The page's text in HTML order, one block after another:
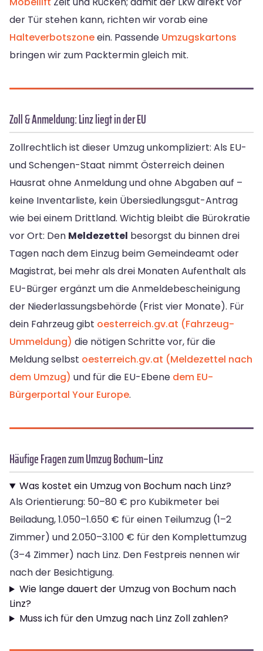
der Tür stehen kann, richten wir vorab eine
Halteverbotszoneein. Passende Umzugskartons
bringen wir zum Packtermin gleich mit.
Zoll & Anmeldung: Linz liegt in der EU
Zollrechtlich ist dieser Umzug unkompliziert: Als EU-
und Schengen-Staat nimmt Österreich deinen
Hausrat ohne Anmeldung und ohne Abgaben auf –
keine Inventarliste, kein Übersiedlungsgut-Antrag
wie bei einem Drittland. Wichtig bleibt die Bürokratie
vor Ort: Den Meldezettel besorgst du binnen drei
Tagen nach dem Einzug beim Gemeindeamt oder
Magistrat, bei mehr als drei Monaten Aufenthalt als
EU-Bürger ergänzt um die Anmeldebescheinigung
der Niederlassungsbehörde (Frist vier Monate). Für
dein Fahrzeug gibt oesterreich.gv.at (Fahrzeug-
Ummeldung) die nötigen Schritte vor, für die
Meldung selbst oesterreich.gv.at (Meldezettel nach
dem Umzug) und für die EU-Ebene dem EU-
Bürgerportal Your Europe.
Häufige Fragen zum Umzug Bochum–Linz
Was kostet ein Umzug von Bochum nach Linz?
Als Orientierung: 50–80 € pro Kubikmeter bei
Beiladung, 1.050–1.650 € für einen Teilumzug (1–2
Zimmer) und 2.050–3.100 € für den Komplettumzug
(3–4 Zimmer) nach Linz. Den Festpreis nennen wir
nach der Besichtigung.
Wie lange dauert der Umzug von Bochum nach
Linz?
Muss ich für den Umzug nach Linz Zoll zahlen?